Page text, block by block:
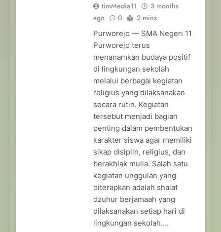
timMedia11
3 months
ago
0 2 mins
Purworejo — SMA Negeri 11
Purworejo terus
menanamkan budaya positif
di lingkungan sekolah
melalui berbagai kegiatan
religius yang dilaksanakan
secara rutin. Kegiatan
tersebut menjadi bagian
penting dalam pembentukan
karakter siswa agar memiliki
sikap disiplin, religius, dan
berakhlak mulia. Salah satu
kegiatan unggulan yang
diterapkan adalah shalat
dzuhur berjamaah yang
dilaksanakan setiap hari di
lingkungan sekolah….